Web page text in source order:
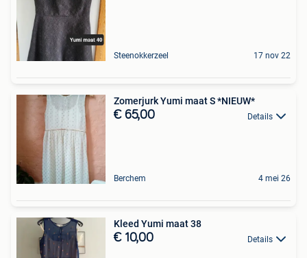
Steenokkerzeel 17 nov 22
Zomerjurk Yumi maat S *NIEUW*
€ 65,00 Details
Berchem 4 mei 26
Kleed Yumi maat 38
€ 10,00 Details